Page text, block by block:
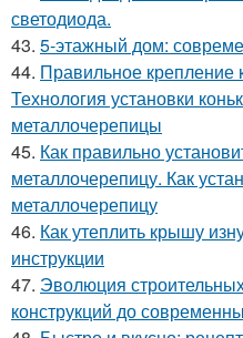
светодиода.
43. 5-этажный дом:
44. Правильное крепление
Технология установки
металлочерепицы
45. Как правильно
металлочерепицу. Как
металлочерепицу
46. Как утеплить крышу
инструкции
47. Эволюция
конструкций до